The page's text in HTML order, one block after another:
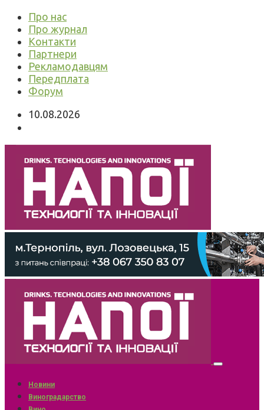
Про нас
Про журнал
Контакти
Партнери
Рекламодавцям
Передплата
Форум
10.08.2026
Новини
Виноградарство